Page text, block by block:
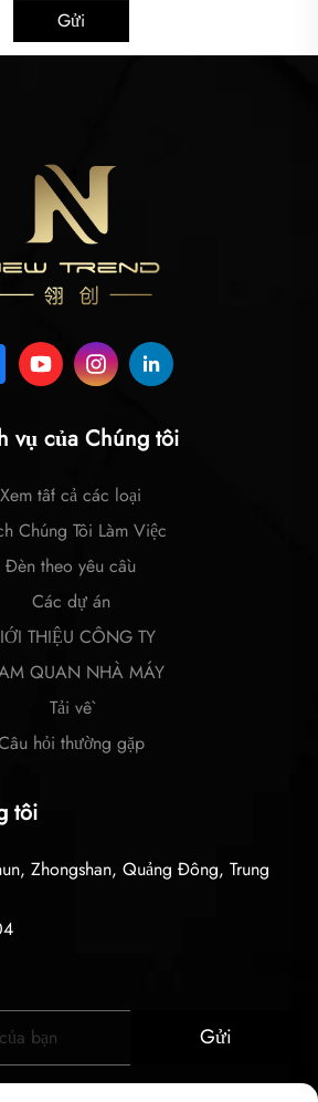
Gửi
vụ của Chúng tôi
Xem tất cả các loại
Chúng Tôi Làm Việc
Đèn theo yêu cầu
Các dự án
THIỆU CÔNG TY
QUAN NHÀ MÁY
Tải về
hỏi thường gặp
tôi
Zhongshan, Quảng Đông, Trung
Gửi